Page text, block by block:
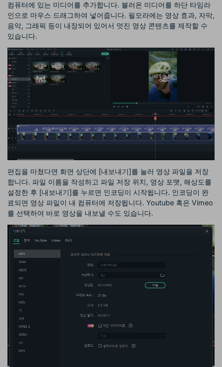
컴퓨터에 있는 미디어를 추가합니다. 불러온 미디어를 하단 타임라
인으로 마우스 드래그하여 넣어줍니다. 필모라에는 영상 효과, 자막,
음악, 그래픽 등이 내장되어 있어서 멋진 영상 콘텐츠를 제작할 수
있습니다.
편집을 마쳤다면 화면 상단에 [내보내기]를 눌러 영상 파일을 저장
합니다. 파일 이름을 작성하고 파일 저장 위치, 영상 포맷, 해상도를
설정한 후 [내보내기]를 누르면 인코딩이 시작됩니다. 인코딩이 완
료되면 영상 파일이 내 컴퓨터에 저장됩니다. Youtube 혹은 Vimeo
를 선택하여 바로 영상을 내보낼 수도 있습니다.